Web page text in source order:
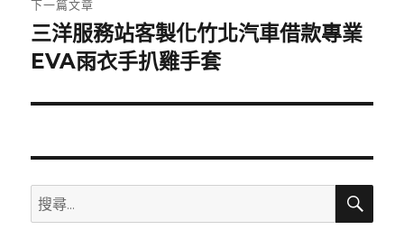
下一篇文章
下
一
文
三洋服務站客製化竹北汽車借款專業
EVA雨衣手扒雞手套
搜
尋
搜